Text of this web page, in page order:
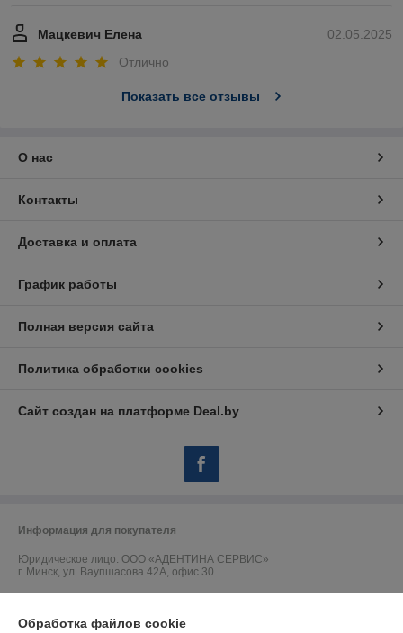
02.05.2025
Мацкевич Елена
Отлично
Показать все отзывы
О нас
Контакты
Доставка и оплата
График работы
Полная версия сайта
Политика обработки cookies
Сайт создан на платформе Deal.by
Информация для покупателя
Юридическое лицо: ООО «АДЕНТИНА СЕРВИС»
г. Минск, ул. Ваупшасова 42А, офис 30
УНП: 191157902
Обработка файлов cookie